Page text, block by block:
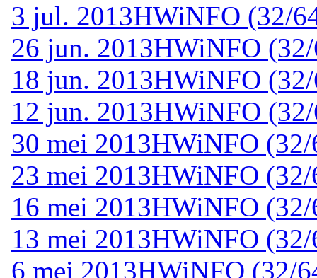
3 jul. 2013HWiNFO (32/
26 jun. 2013HWiNFO
18 jun. 2013HWiNFO
12 jun. 2013HWiNFO
30 mei 2013HWiNFO
23 mei 2013HWiNFO
16 mei 2013HWiNFO
13 mei 2013HWiNFO
6 mei 2013HWiNFO (32/